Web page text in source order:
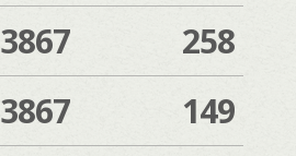
3867
258
3867
149